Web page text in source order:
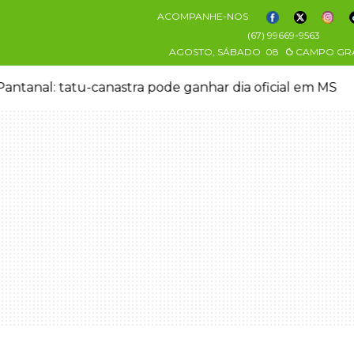
ACOMPANHE-NOS
(67) 99669-9563
AGOSTO, SÁBADO 08 CAMPO
tatu-canastra pode ganhar dia oficial em MS